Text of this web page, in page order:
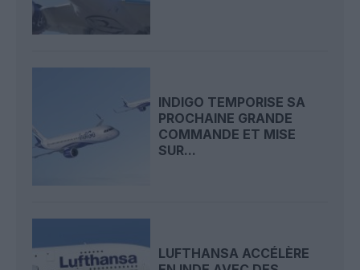
INDIGO TEMPORISE SA
PROCHAINE GRANDE
COMMANDE ET MISE
SUR...
LUFTHANSA ACCÉLÈRE